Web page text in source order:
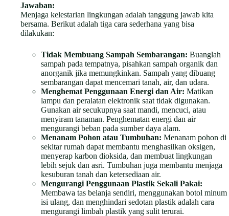
Jawaban:
Menjaga kelestarian lingkungan adalah tanggung jawab kita
bersama. Berikut adalah tiga cara sederhana yang bisa
dilakukan:
Tidak Membuang Sampah Sembarangan: Buanglah
sampah pada tempatnya, pisahkan sampah organik dan
anorganik jika memungkinkan. Sampah yang dibuang
sembarangan dapat mencemari tanah, air, dan udara.
Menghemat Penggunaan Energi dan Air: Matikan
lampu dan peralatan elektronik saat tidak digunakan.
Gunakan air secukupnya saat mandi, mencuci, atau
menyiram tanaman. Penghematan energi dan air
mengurangi beban pada sumber daya alam.
Menanam Pohon atau Tumbuhan: Menanam pohon di
sekitar rumah dapat membantu menghasilkan oksigen,
menyerap karbon dioksida, dan membuat lingkungan
lebih sejuk dan asri. Tumbuhan juga membantu menjaga
kesuburan tanah dan ketersediaan air.
Mengurangi Penggunaan Plastik Sekali Pakai:
Membawa tas belanja sendiri, menggunakan botol minum
isi ulang, dan menghindari sedotan plastik adalah cara
mengurangi limbah plastik yang sulit terurai.